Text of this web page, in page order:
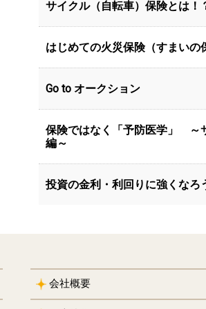
サイクル（自転車）保険とは！
はじめての火災保険（すまいの
Go to オークション
保険ではなく「予防医学」 ～
編～
投資の金利・利回りに強くなろ
会社概要